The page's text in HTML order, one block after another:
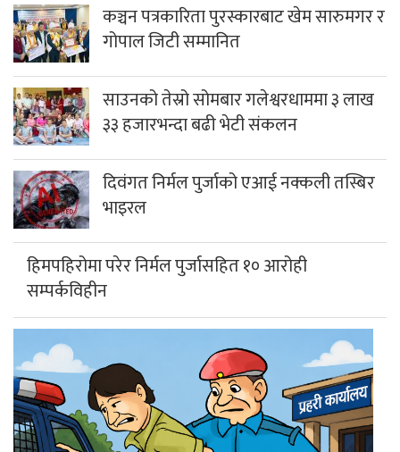
कञ्चन पत्रकारिता पुरस्कारबाट खेम सारुमगर र
गोपाल जिटी सम्मानित
साउनको तेस्रो सोमबार गलेश्वरधाममा ३ लाख
३३ हजारभन्दा बढी भेटी संकलन
दिवंगत निर्मल पुर्जाको एआई नक्कली तस्बिर
भाइरल
हिमपहिरोमा परेर निर्मल पुर्जासहित १० आरोही
सम्पर्कविहीन